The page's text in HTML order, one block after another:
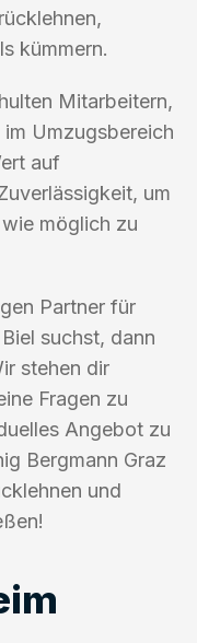
kümmern.
Mitarbeitern,
Umzugsbereich
auf
um
möglich zu
Partner für
suchst, dann
stehen dir
Fragen zu
Angebot zu
Bergmann Graz
und